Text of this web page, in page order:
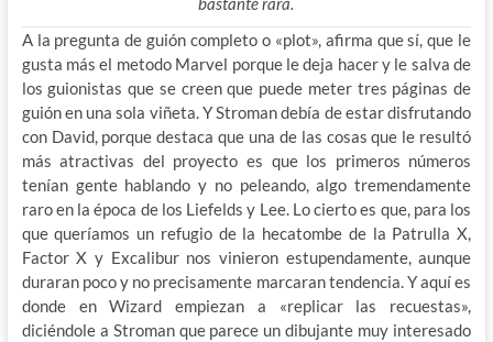
A la pregunta de guión completo o «plot», afirma que sí, que le
gusta más el metodo Marvel porque le deja hacer y le salva de
los guionistas que se creen que puede meter tres páginas de
guión en una sola viñeta. Y Stroman debía de estar disfrutando
con David, porque destaca que una de las cosas que le resultó
más atractivas del proyecto es que los primeros números
tenían gente hablando y no peleando, algo tremendamente
raro en la época de los Liefelds y Lee. Lo cierto es que, para los
que queríamos un refugio de la hecatombe de la Patrulla X,
Factor X y Excalibur nos vinieron estupendamente, aunque
duraran poco y no precisamente marcaran tendencia. Y aquí es
donde en Wizard empiezan a «replicar las recuestas»,
diciéndole a Stroman que parece un dibujante muy interesado